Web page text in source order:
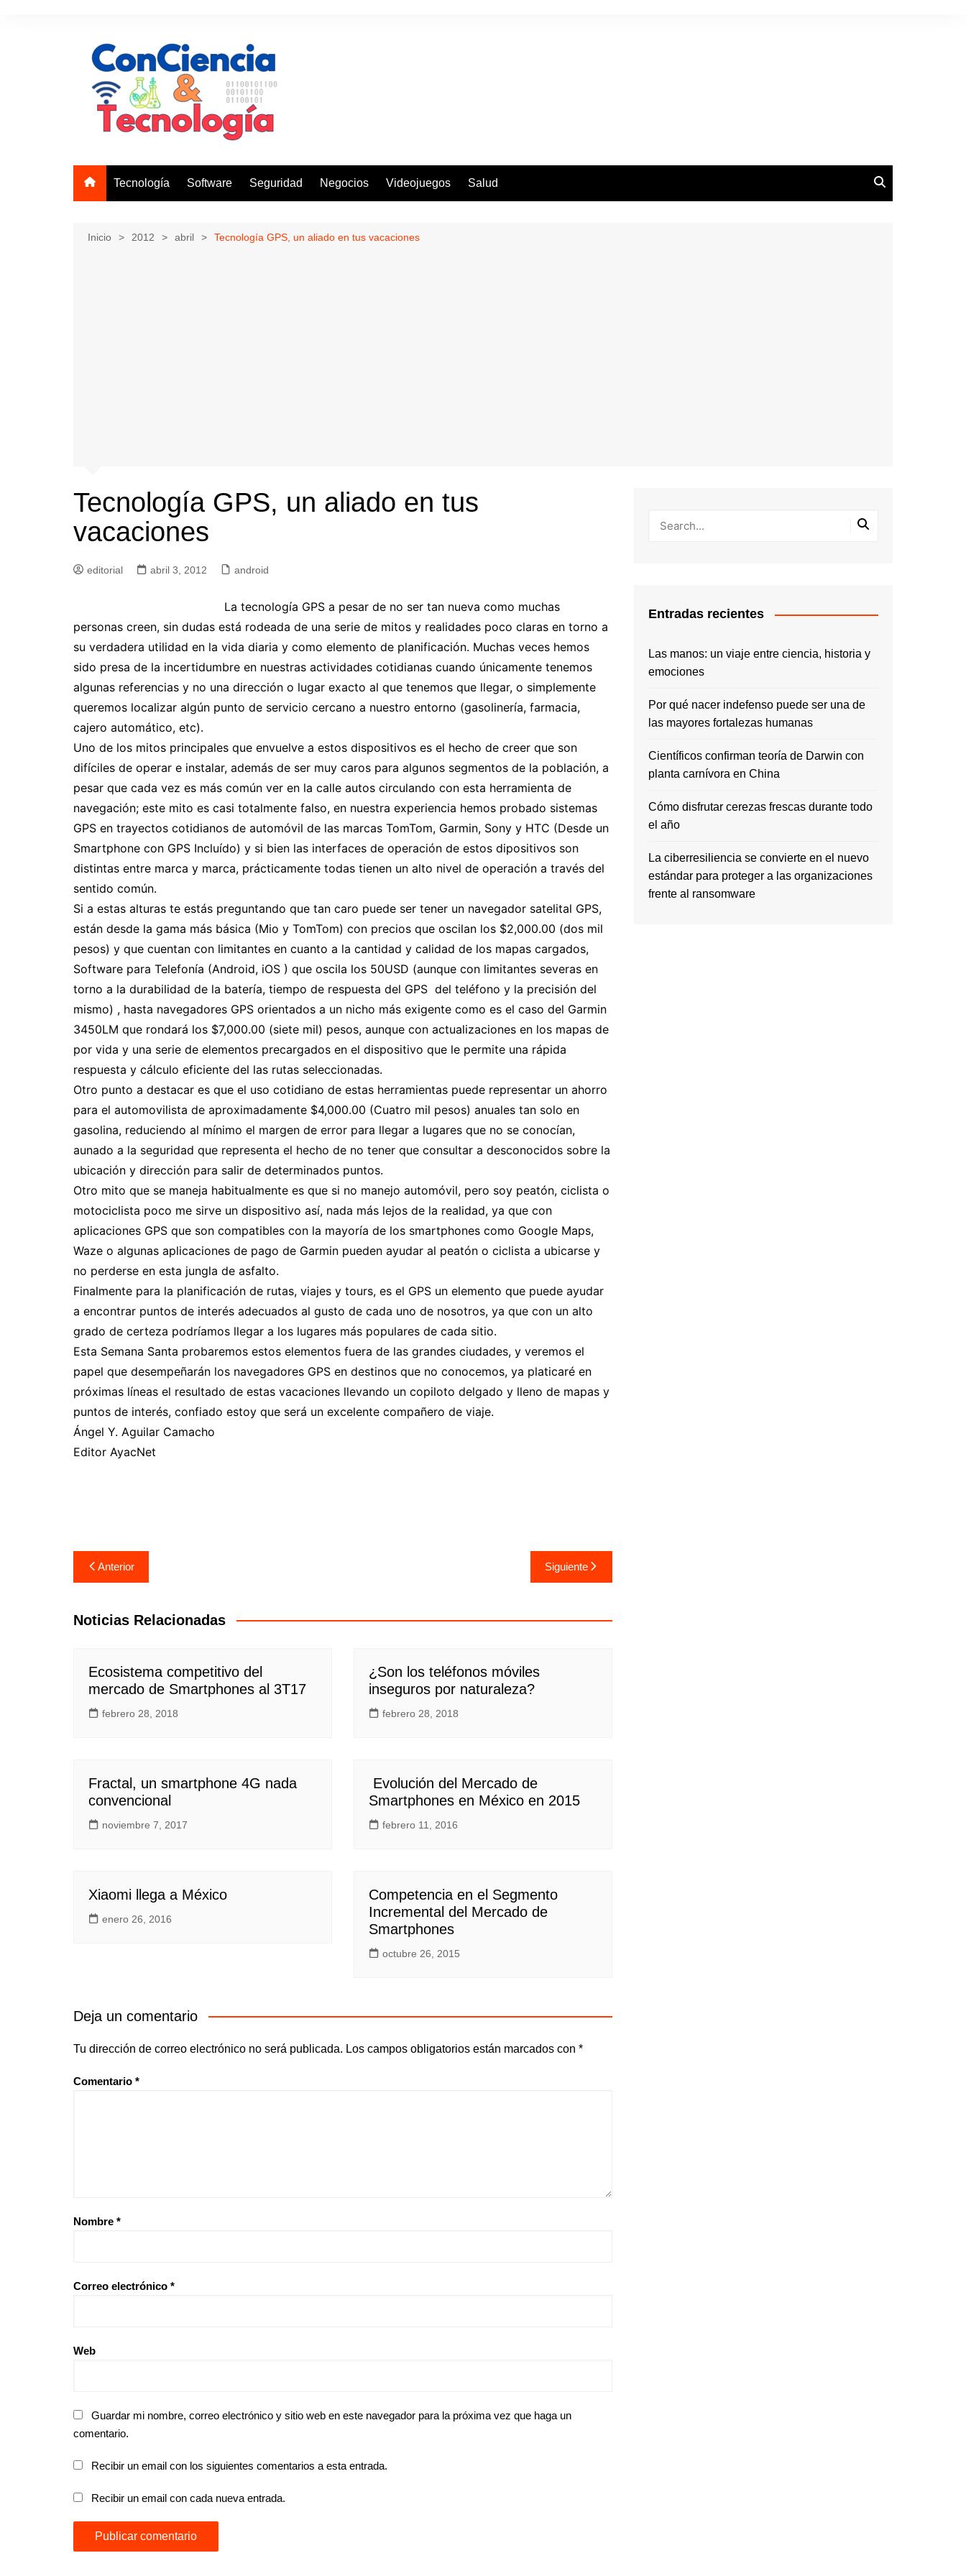
Tecnología Software Seguridad Negocios Videojuegos Salud
Inicio 2012 abril Tecnología GPS, un aliado en tus vacaciones
Tecnología GPS, un aliado en tus
vacaciones
editorial abril 3, 2012 android
La tecnología GPS a pesar de no ser tan nueva como muchas
personas creen, sin dudas está rodeada de una serie de mitos y realidades poco claras en torno a
su verdadera utilidad en la vida diaria y como elemento de planificación. Muchas veces hemos
sido presa de la incertidumbre en nuestras actividades cotidianas cuando únicamente tenemos
algunas referencias y no una dirección o lugar exacto al que tenemos que llegar, o simplemente
queremos localizar algún punto de servicio cercano a nuestro entorno (gasolinería, farmacia,
cajero automático, etc).
Uno de los mitos principales que envuelve a estos dispositivos es el hecho de creer que son
difíciles de operar e instalar, además de ser muy caros para algunos segmentos de la población, a
pesar que cada vez es más común ver en la calle autos circulando con esta herramienta de
navegación; este mito es casi totalmente falso, en nuestra experiencia hemos probado sistemas
GPS en trayectos cotidianos de automóvil de las marcas TomTom, Garmin, Sony y HTC (Desde un
Smartphone con GPS Incluído) y si bien las interfaces de operación de estos dipositivos son
distintas entre marca y marca, prácticamente todas tienen un alto nivel de operación a través del
sentido común.
Si a estas alturas te estás preguntando que tan caro puede ser tener un navegador satelital GPS,
están desde la gama más básica (Mio y TomTom) con precios que oscilan los $2,000.00 (dos mil
pesos) y que cuentan con limitantes en cuanto a la cantidad y calidad de los mapas cargados,
Software para Telefonía (Android, iOS ) que oscila los 50USD (aunque con limitantes severas en
torno a la durabilidad de la batería, tiempo de respuesta del GPS del teléfono y la precisión del
mismo) , hasta navegadores GPS orientados a un nicho más exigente como es el caso del Garmin
3450LM que rondará los $7,000.00 (siete mil) pesos, aunque con actualizaciones en los mapas de
por vida y una serie de elementos precargados en el dispositivo que le permite una rápida
respuesta y cálculo eficiente del las rutas seleccionadas.
Otro punto a destacar es que el uso cotidiano de estas herramientas puede representar un ahorro
para el automovilista de aproximadamente $4,000.00 (Cuatro mil pesos) anuales tan solo en
gasolina, reduciendo al mínimo el margen de error para llegar a lugares que no se conocían,
aunado a la seguridad que representa el hecho de no tener que consultar a desconocidos sobre la
ubicación y dirección para salir de determinados puntos.
Otro mito que se maneja habitualmente es que si no manejo automóvil, pero soy peatón, ciclista o
motociclista poco me sirve un dispositivo así, nada más lejos de la realidad, ya que con
aplicaciones GPS que son compatibles con la mayoría de los smartphones como Google Maps,
Waze o algunas aplicaciones de pago de Garmin pueden ayudar al peatón o ciclista a ubicarse y
no perderse en esta jungla de asfalto.
Finalmente para la planificación de rutas, viajes y tours, es el GPS un elemento que puede ayudar
a encontrar puntos de interés adecuados al gusto de cada uno de nosotros, ya que con un alto
grado de certeza podríamos llegar a los lugares más populares de cada sitio.
Esta Semana Santa probaremos estos elementos fuera de las grandes ciudades, y veremos el
papel que desempeñarán los navegadores GPS en destinos que no conocemos, ya platicaré en
próximas líneas el resultado de estas vacaciones llevando un copiloto delgado y lleno de mapas y
puntos de interés, confiado estoy que será un excelente compañero de viaje.
Ángel Y. Aguilar Camacho
Editor AyacNet
Navegación
de
entradas
Anterior Siguiente
Noticias Relacionadas
Ecosistema competitivo del
mercado de Smartphones al 3T17
febrero 28, 2018
¿Son los teléfonos móviles
inseguros por naturaleza?
febrero 28, 2018
Fractal, un smartphone 4G nada
convencional
noviembre 7, 2017
Evolución del Mercado de
Smartphones en México en 2015
febrero 11, 2016
Xiaomi llega a México
enero 26, 2016
Competencia en el Segmento
Incremental del Mercado de
Smartphones
octubre 26, 2015
Deja un comentario
Tu dirección de correo electrónico no será publicada. Los campos obligatorios están marcados con *
Comentario *
Nombre *
Correo electrónico *
Web
Guardar mi nombre, correo electrónico y sitio web en este navegador para la próxima vez que haga un
comentario.
Recibir un email con los siguientes comentarios a esta entrada.
Recibir un email con cada nueva entrada.
Entradas recientes
Las manos: un viaje entre ciencia, historia y
emociones
Por qué nacer indefenso puede ser una de
las mayores fortalezas humanas
Científicos confirman teoría de Darwin con
planta carnívora en China
Cómo disfrutar cerezas frescas durante todo
el año
La ciberresiliencia se convierte en el nuevo
estándar para proteger a las organizaciones
frente al ransomware